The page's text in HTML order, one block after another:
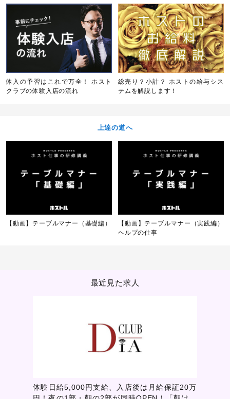
体入の予習はこれで万全！ ホスト
クラブの体験入店の流れ
総売り？小計？ ホストの給与シス
テムを解説します！
上達の道へ
【動画】テーブルマナー（基礎編）
【動画】テーブルマナー（実践編）
ヘルプの仕事
最近見た求人
体験日給5,000円支給、入店後は月給保証20万